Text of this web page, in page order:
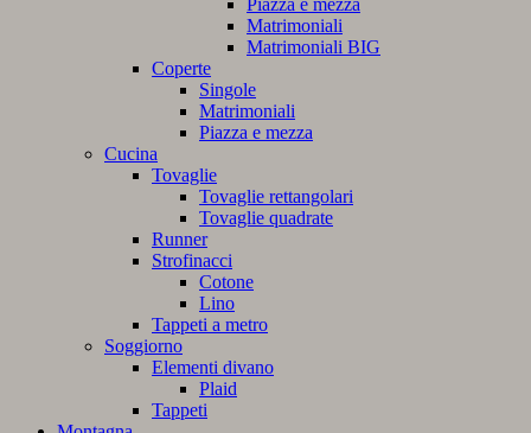
Matrimoniali
Matrimoniali BIG
Coperte
Singole
Matrimoniali
Piazza e mezza
Cucina
Tovaglie
Tovaglie rettangolari
Tovaglie quadrate
Runner
Strofinacci
Cotone
Lino
Tappeti a metro
Soggiorno
Elementi divano
Plaid
Tappeti